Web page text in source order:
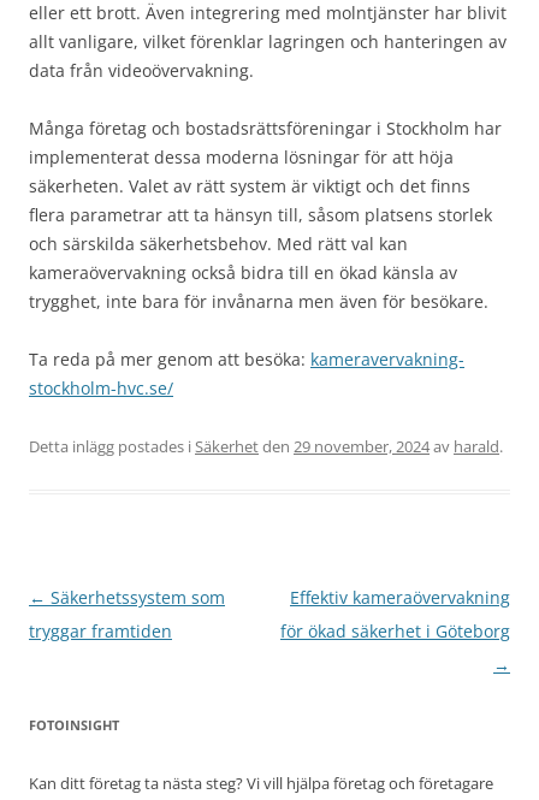
eller ett brott. Även integrering med molntjänster har blivit
allt vanligare, vilket förenklar lagringen och hanteringen av
data från videoövervakning.
Många företag och bostadsrättsföreningar i Stockholm har
implementerat dessa moderna lösningar för att höja
säkerheten. Valet av rätt system är viktigt och det finns
flera parametrar att ta hänsyn till, såsom platsens storlek
och särskilda säkerhetsbehov. Med rätt val kan
kameraövervakning också bidra till en ökad känsla av
trygghet, inte bara för invånarna men även för besökare.
Ta reda på mer genom att besöka: kameravervakning-
stockholm-hvc.se/
Detta inlägg postades iSäkerhetden 29 november, 2024av harald.
Inläggsnavigering
← Säkerhetssystem som
tryggar framtiden
Effektiv kameraövervakning
för ökad säkerhet i Göteborg
→
FOTOINSIGHT
Kan ditt företag ta nästa steg? Vi vill hjälpa företag och företagare